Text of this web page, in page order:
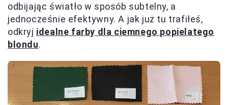
odbijając światło w sposób subtelny, a
jednocześnie efektywny. A jak już tu trafiłeś,
odkryj idealne farby dla ciemnego popielatego
blondu.